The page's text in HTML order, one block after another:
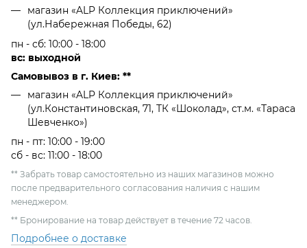
магазин «ALP Коллекция приключений»
(ул.Набережная Победы, 62)
пн - сб: 10:00 - 18:00
вс: выходной
Самовывоз в г. Киев: **
магазин «ALP Коллекция приключений»
(ул.Константиновская, 71, ТК «Шоколад», ст.м. «Тараса
Шевченко»)
пн - пт: 10:00 - 19:00
сб - вс: 11:00 - 18:00
** Забрать товар самостоятельно из наших магазинов можно
после предварительного согласования наличия с нашим
менеджером.
** Бронирование на товар действует в течение 72 часов.
Подробнее о доставке